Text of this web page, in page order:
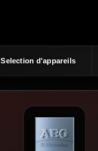
Selection d'appareils